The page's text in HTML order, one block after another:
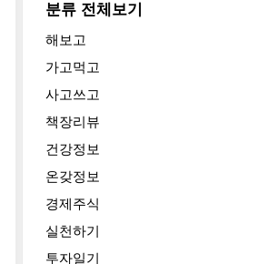
분류 전체보기
해보고
가고먹고
사고쓰고
책장리뷰
건강정보
온갖정보
경제주식
실천하기
투자일기